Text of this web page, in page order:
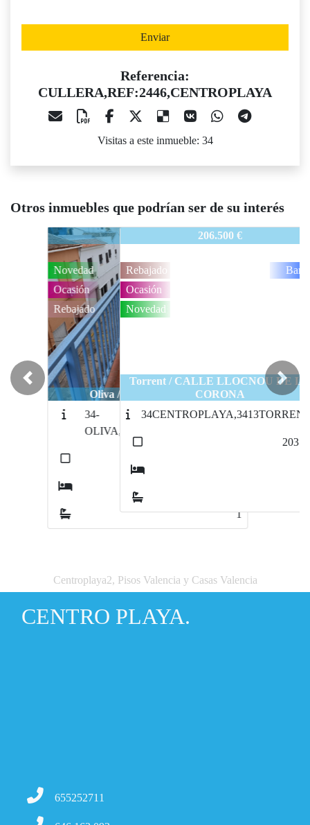
Enviar
Referencia:
CULLERA,REF:2446,CENTROPLAYA
Visitas a este inmueble: 34
Otros inmuebles que podrían ser de su interés
CULLERA,REF:2446,CENTROPLAYA
Torrent / CALLE LLOCNOU DE LA
Rebajado
Ocasión
Novedad
34CENTROPLAYA,3413TORRENTE,VIV
Previous Next
Centroplaya2, Pisos Valencia y Casas Valencia
CENTRO PLAYA.
655252711